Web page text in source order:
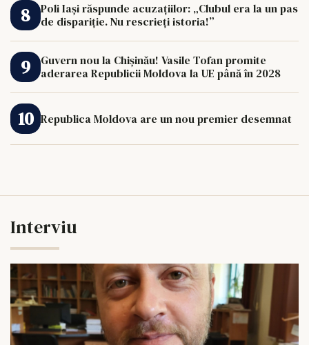
Poli Iași răspunde acuzațiilor: „Clubul era la un pas
de dispariție. Nu rescrieți istoria!”
Guvern nou la Chișinău! Vasile Tofan promite
aderarea Republicii Moldova la UE până în 2028
Republica Moldova are un nou premier desemnat
Interviu